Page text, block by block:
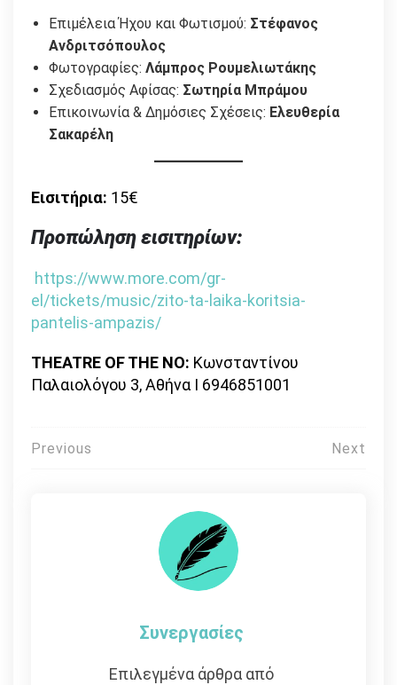
Επιμέλεια Ήχου και Φωτισμού: Στέφανος
Ανδριτσόπουλος
Φωτογραφίες: Λάμπρος Ρουμελιωτάκης
Σχεδιασμός Αφίσας: Σωτηρία Μπράμου
Επικοινωνία & Δημόσιες Σχέσεις: Ελευθερία
Σακαρέλη
Εισιτήρια: 15€
Προπώληση εισιτηρίων:
https://www.more.com/gr-
el/tickets/music/zito-ta-laika-koritsia-
pantelis-ampazis/
THEATRE OF THE NO: Κωνσταντίνου
Παλαιολόγου 3, Αθήνα Ι 6946851001
Πλοήγηση
Previous Next
Συνεργασίες
Επιλεγμένα άρθρα από